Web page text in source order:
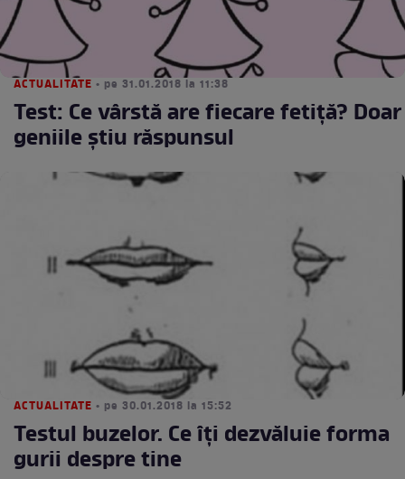
ACTUALITATE • pe 31.01.2018 la 11:38
Test: Ce vârstă are fiecare fetiţă? Doar
geniile ştiu răspunsul
ACTUALITATE • pe 30.01.2018 la 15:52
Testul buzelor. Ce îţi dezvăluie forma
gurii despre tine